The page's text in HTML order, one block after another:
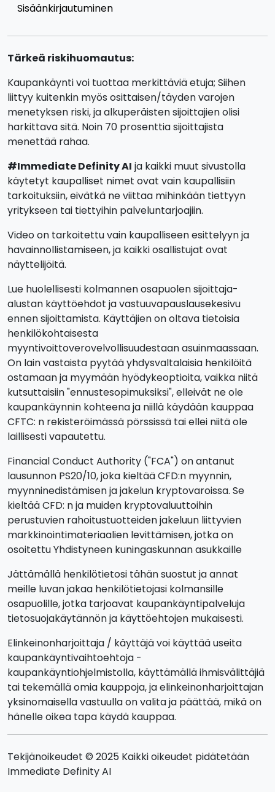
Sisäänkirjautuminen
Tärkeä riskihuomautus:
Kaupankäynti voi tuottaa merkittäviä etuja; Siihen
liittyy kuitenkin myös osittaisen/täyden varojen
menetyksen riski, ja alkuperäisten sijoittajien olisi
harkittava sitä. Noin 70 prosenttia sijoittajista
menettää rahaa.
#Immediate Definity AI ja kaikki muut sivustolla
käytetyt kaupalliset nimet ovat vain kaupallisiin
tarkoituksiin, eivätkä ne viittaa mihinkään tiettyyn
yritykseen tai tiettyihin palveluntarjoajiin.
Video on tarkoitettu vain kaupalliseen esittelyyn ja
havainnollistamiseen, ja kaikki osallistujat ovat
näyttelijöitä.
Lue huolellisesti kolmannen osapuolen sijoittaja-
alustan käyttöehdot ja vastuuvapauslausekesivu
ennen sijoittamista. Käyttäjien on oltava tietoisia
henkilökohtaisesta
myyntivoittoverovelvollisuudestaan asuinmaassaan.
On lain vastaista pyytää yhdysvaltalaisia henkilöitä
ostamaan ja myymään hyödykeoptioita, vaikka niitä
kutsuttaisiin "ennustesopimuksiksi", elleivät ne ole
kaupankäynnin kohteena ja niillä käydään kauppaa
CFTC: n rekisteröimässä pörssissä tai ellei niitä ole
laillisesti vapautettu.
Financial Conduct Authority ("FCA") on antanut
lausunnon PS20/10, joka kieltää CFD:n myynnin,
myynninedistämisen ja jakelun kryptovaroissa. Se
kieltää CFD: n ja muiden kryptovaluuttoihin
perustuvien rahoitustuotteiden jakeluun liittyvien
markkinointimateriaalien levittämisen, jotka on
osoitettu Yhdistyneen kuningaskunnan asukkaille
Jättämällä henkilötietosi tähän suostut ja annat
meille luvan jakaa henkilötietojasi kolmansille
osapuolille, jotka tarjoavat kaupankäyntipalveluja
tietosuojakäytännön ja käyttöehtojen mukaisesti.
Elinkeinonharjoittaja / käyttäjä voi käyttää useita
kaupankäyntivaihtoehtoja -
kaupankäyntiohjelmistolla, käyttämällä ihmisvälittäjiä
tai tekemällä omia kauppoja, ja elinkeinonharjoittajan
yksinomaisella vastuulla on valita ja päättää, mikä on
hänelle oikea tapa käydä kauppaa.
Tekijänoikeudet © 2025 Kaikki oikeudet pidätetään
Immediate Definity AI